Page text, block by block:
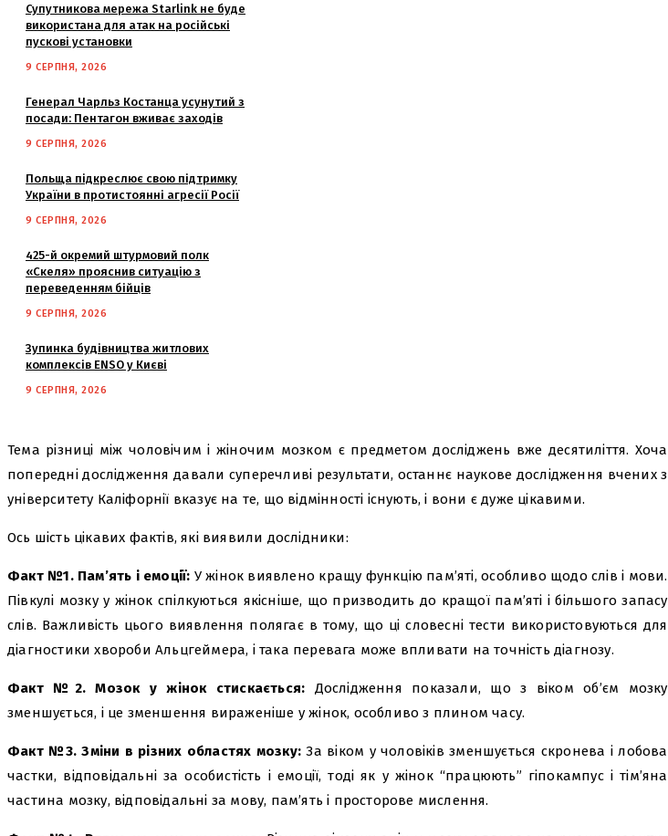
Супутникова мережа Starlink не буде
використана для атак на російські
пускові установки
9 СЕРПНЯ, 2026
Генерал Чарльз Костанца усунутий з
посади: Пентагон вживає заходів
9 СЕРПНЯ, 2026
Польща підкреслює свою підтримку
України в протистоянні агресії Росії
9 СЕРПНЯ, 2026
425-й окремий штурмовий полк
«Скеля» прояснив ситуацію з
переведенням бійців
9 СЕРПНЯ, 2026
Зупинка будівництва житлових
комплексів ENSO у Києві
9 СЕРПНЯ, 2026
Тема різниці між чоловічим і жіночим мозком є предметом досліджень вже десятиліття. Хоча
попередні дослідження давали суперечливі результати, останнє наукове дослідження вчених з
університету Каліфорнії вказує на те, що відмінності існують, і вони є дуже цікавими.
Ось шість цікавих фактів, які виявили дослідники:
Факт №1. Пам’ять і емоції: У жінок виявлено кращу функцію пам’яті, особливо щодо слів і мови.
Півкулі мозку у жінок спілкуються якісніше, що призводить до кращої пам’яті і більшого запасу
слів. Важливість цього виявлення полягає в тому, що ці словесні тести використовуються для
діагностики хвороби Альцгеймера, і така перевага може впливати на точність діагнозу.
Факт №2. Мозок у жінок стискається: Дослідження показали, що з віком об’єм мозку
зменшується, і це зменшення вираженіше у жінок, особливо з плином часу.
Факт №3. Зміни в різних областях мозку: За віком у чоловіків зменшується скронева і лобова
частки, відповідальні за особистість і емоції, тоді як у жінок “працюють” гіпокампус і тім’яна
частина мозку, відповідальні за мову, пам’ять і просторове мислення.